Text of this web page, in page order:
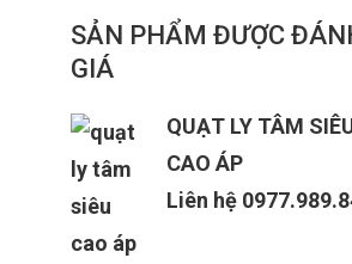
SẢN PHẨM ĐƯỢC
GIÁ
QUẠT LY TÂM
CAO ÁP
Liên hệ